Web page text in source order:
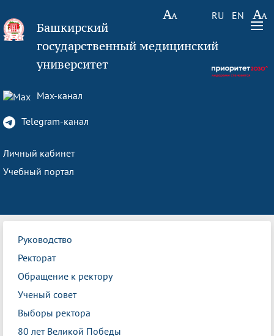
RU EN
Башкирский
государственный медицинский
университет
Max-канал
Telegram-канал
Личный кабинет
Учебный портал
Руководство
Ректорат
Обращение к ректору
Ученый совет
Выборы ректора
80 лет Великой Победы